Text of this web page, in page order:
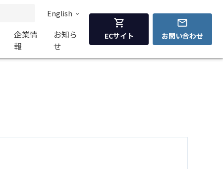
English
企業情
報
お知ら
せ
ECサイト お問い合わせ